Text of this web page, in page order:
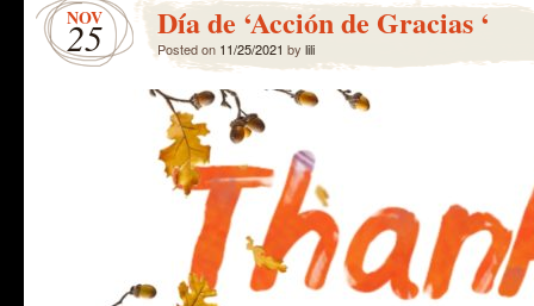
NOV
25 Día de ‘Acción de Gracias ‘
Posted on 11/25/2021 by lili